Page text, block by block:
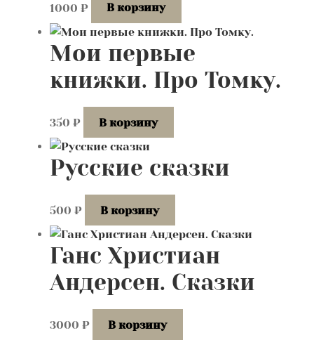
1000 ₽ В корзину
Мои первые
ĸнижĸи. Про Томĸу.
350 ₽ В корзину
Русские сказки
500 ₽ В корзину
Ганс Христиан
Андерсен. Сказки
3000 ₽ В корзину